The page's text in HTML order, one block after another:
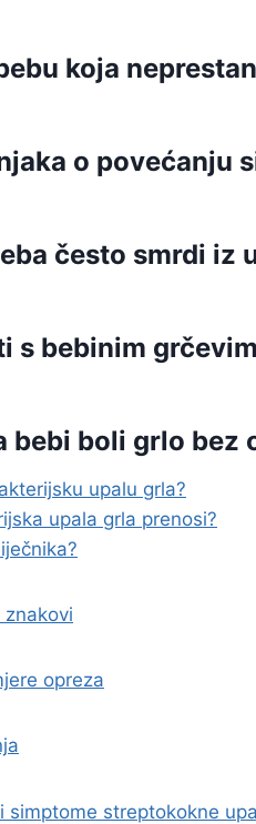
koja
o povećanju
često smrdi iz
s bebinim
bebi boli grlo
upalu grla?
upala grla prenosi?
znakovi
opreza
simptome streptokokne